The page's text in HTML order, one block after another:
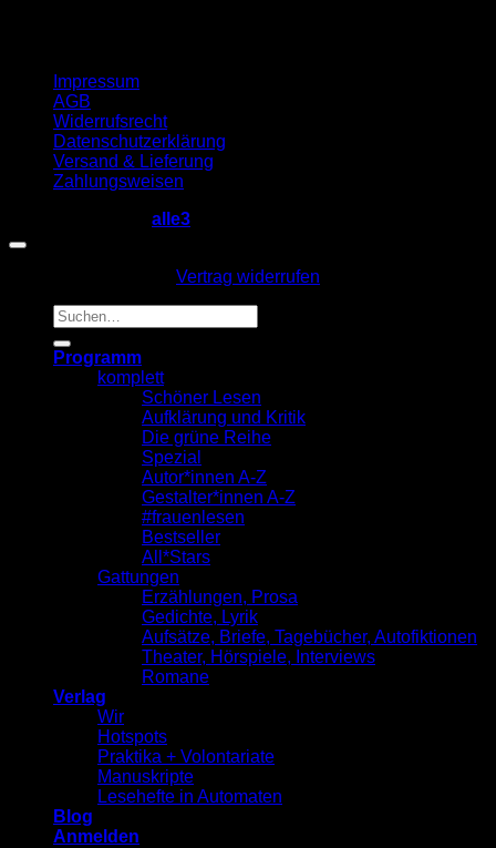
Impressum
AGB
Widerrufsrecht
Datenschutzerklärung
Versand & Lieferung
Zahlungsweisen
alle3
Vertrag widerrufen
Suche
nach:
Programm
komplett
Schöner Lesen
Aufklärung und Kritik
Die grüne Reihe
Spezial
Autor*innen A-Z
Gestalter*innen A-Z
#frauenlesen
Bestseller
All*Stars
Gattungen
Erzählungen, Prosa
Gedichte, Lyrik
Aufsätze, Briefe, Tagebücher, Autofiktionen
Theater, Hörspiele, Interviews
Romane
Verlag
Wir
Hotspots
Praktika + Volontariate
Manuskripte
Lesehefte in Automaten
Blog
Anmelden